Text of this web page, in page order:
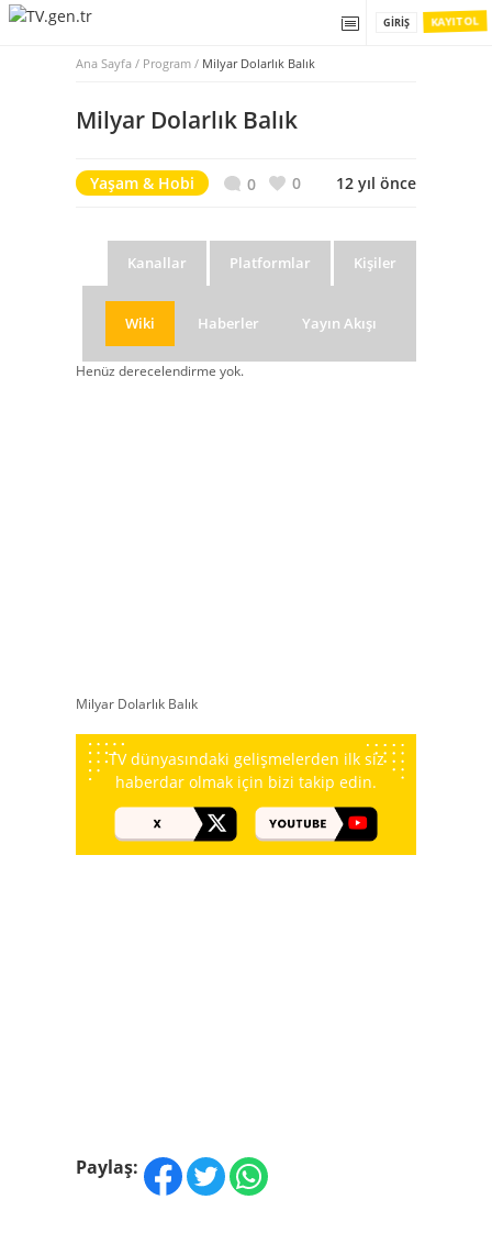
KAYIT OL
GIRIŞ
Ana Sayfa / Program / Milyar Dolarlık Balık
Milyar Dolarlık Balık
Yaşam & Hobi 0 0 12 yıl önce
Kişiler
Platformlar
Kanallar
Yayın Akışı
Haberler
Wiki
Henüz derecelendirme yok.
Milyar Dolarlık Balık
TV dünyasındaki gelişmelerden ilk siz
haberdar olmak için bizi takip edin.
Paylaş: